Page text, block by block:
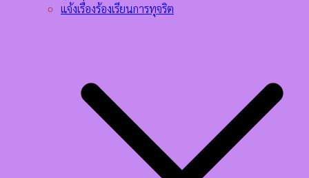
แจ้งเรื่องร้องเรียนการทุจริต